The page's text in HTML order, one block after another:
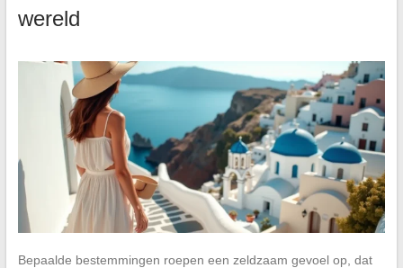
wereld
Bepaalde bestemmingen roepen een zeldzaam gevoel op, dat